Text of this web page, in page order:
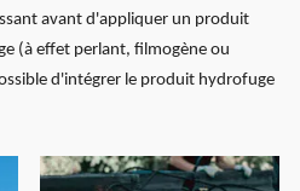
avant d'appliquer un produit
(à effet perlant, filmogène ou
d'intégrer le produit hydrofuge